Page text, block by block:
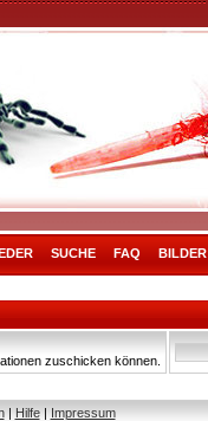
SUCHE FAQ BILDER
zuschicken können.
| Hilfe| Impressum